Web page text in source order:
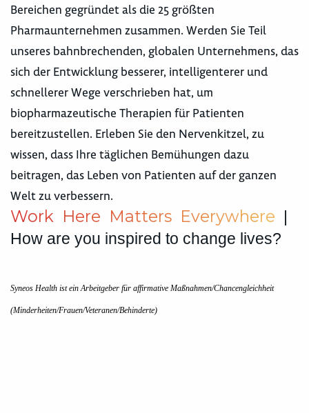
Bereichen gegründet als die 25 größten
Pharmaunternehmen zusammen. Werden Sie Teil
unseres bahnbrechenden, globalen Unternehmens, das
sich der Entwicklung besserer, intelligenterer und
schnellerer Wege verschrieben hat, um
biopharmazeutische Therapien für Patienten
bereitzustellen. Erleben Sie den Nervenkitzel, zu
wissen, dass Ihre täglichen Bemühungen dazu
beitragen, das Leben von Patienten auf der ganzen
Welt zu verbessern.
Work Here Matters Everywhere |
How are you inspired to change lives?
Syneos Health ist ein Arbeitgeber für affirmative Maßnahmen/Chancengleichheit
(Minderheiten/Frauen/Veteranen/Behinderte)